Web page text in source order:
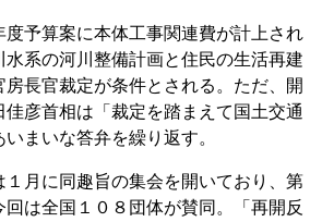
予算案に本体工事関連費が計上され
水系の河川整備計画と住民の生活再建
長官裁定が条件とされる。ただ、開
彦首相は「裁定を踏まえて国土交通
まいな答弁を繰り返す。
月に同趣旨の集会を開いており、第
回は全国１０８団体が賛同。「再開反